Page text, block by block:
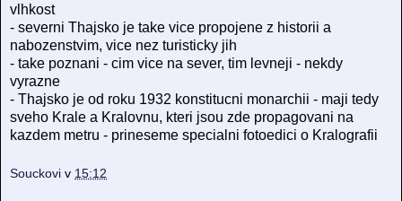
vlhkost
- severni Thajsko je take vice propojene z historii a
nabozenstvim, vice nez turisticky jih
- take poznani - cim vice na sever, tim levneji - nekdy
vyrazne
- Thajsko je od roku 1932 konstitucni monarchii - maji tedy
sveho Krale a Kralovnu, kteri jsou zde propagovani na
kazdem metru - prineseme specialni fotoedici o Kralografii
Souckovi v 15:12